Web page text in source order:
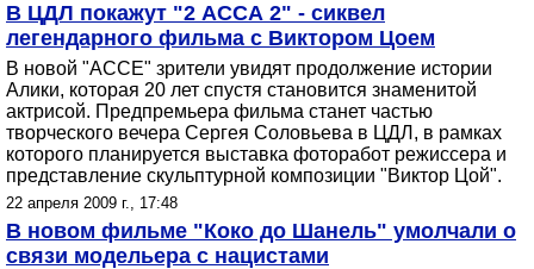
В ЦДЛ покажут "2 АССА 2" - сиквел
легендарного фильма с Виктором Цоем
В новой "АССЕ" зрители увидят продолжение истории
Алики, которая 20 лет спустя становится знаменитой
актрисой. Предпремьера фильма станет частью
творческого вечера Сергея Соловьева в ЦДЛ, в рамках
которого планируется выставка фоторабот режиссера и
представление скульптурной композиции "Виктор Цой".
22 апреля 2009 г., 17:48
В новом фильме "Коко до Шанель" умолчали о
связи модельера с нацистами